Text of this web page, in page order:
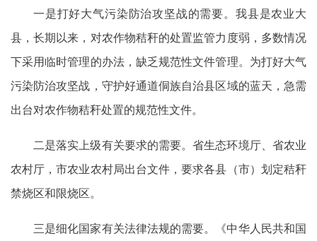
一是打好大气污染防治攻坚战的需要。我县是农业大
县，长期以来，对农作物秸秆的处置监管力度弱，多数情况
下采用临时管理的办法，缺乏规范性文件管理。为打好大气
污染防治攻坚战，守护好通道侗族自治县区域的蓝天，急需
出台对农作物秸秆处置的规范性文件。
二是落实上级有关要求的需要。省生态环境厅、省农业
农村厅，市农业农村局出台文件，要求各县（市）划定秸秆
禁烧区和限烧区。
三是细化国家有关法律法规的需要。《中华人民共和国